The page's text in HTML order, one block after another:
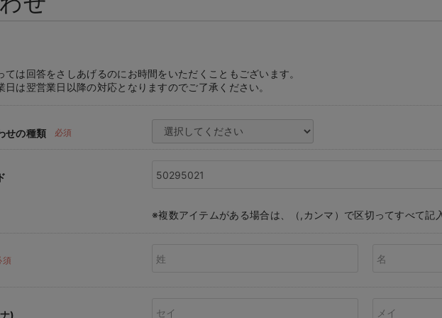
ては回答をさしあげるのにお時間をいただくこともございます。
日は翌営業日以降の対応となりますのでご了承ください。
せの種類 必須
※複数アイテムがある場合は、（,カンマ）で区切ってすべて記
須
)